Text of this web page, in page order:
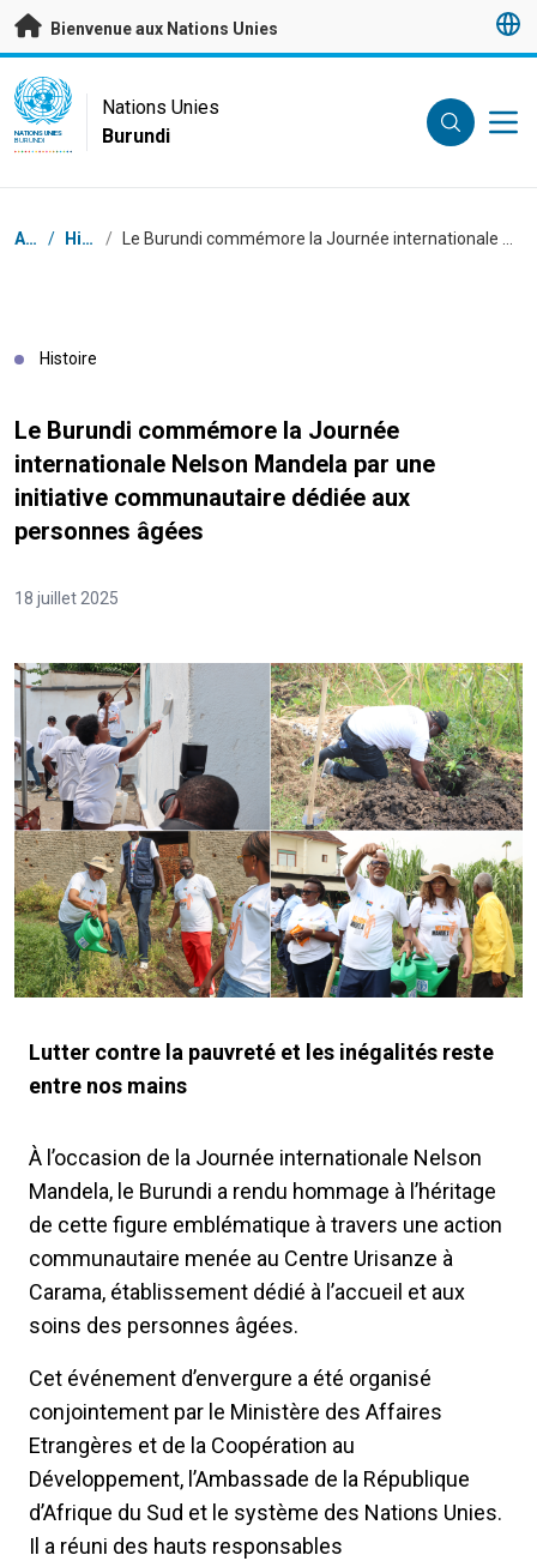
Passer au contenu principal
Bienvenue aux Nations Unies
UN Logo
NATIONS UNIES
BURUNDI
Nations Unies
Burundi
Fil d'Ariane
Accueil / Histoires /
Histoire
Le Burundi commémore la Journée
internationale Nelson Mandela par une
initiative communautaire dédiée aux
personnes âgées
18 juillet 2025
Lutter contre la pauvreté et les inégalités reste
entre nos mains
À l’occasion de la Journée internationale Nelson
Mandela, le Burundi a rendu hommage à l’héritage
de cette figure emblématique à travers une action
communautaire menée au Centre Urisanze à
Carama, établissement dédié à l’accueil et aux
soins des personnes âgées.
Cet événement d’envergure a été organisé
conjointement par le Ministère des Affaires
Etrangères et de la Coopération au
Développement, l’Ambassade de la République
d’Afrique du Sud et le système des Nations Unies.
Il a réuni des hauts responsables